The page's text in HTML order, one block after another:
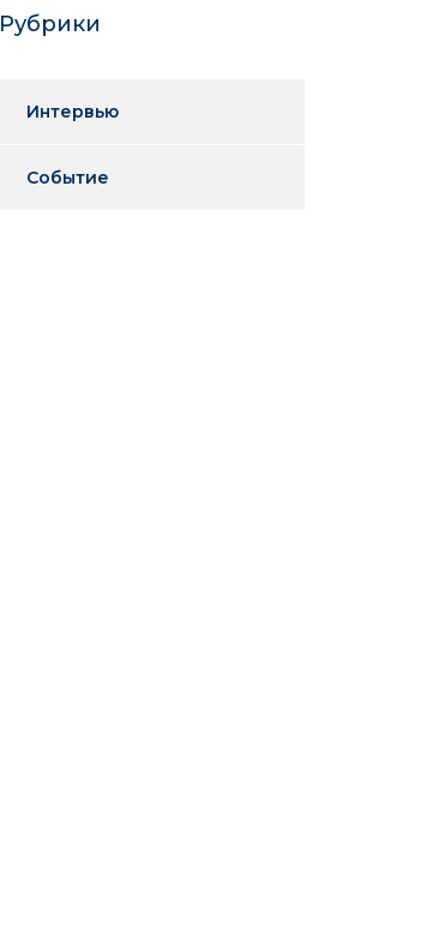
Рубрики
Интервью
Событие